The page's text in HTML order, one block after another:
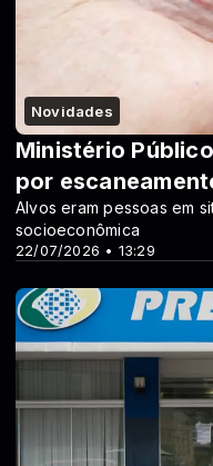
Novidades
22/07/2026 • 13:29
Ministério
por
Alvos eram pessoas em
socioeconômica